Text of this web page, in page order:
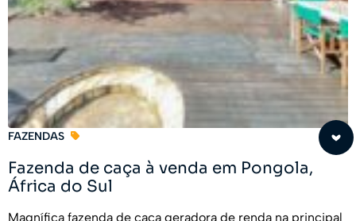
FAZENDAS
Fazenda de caça à venda em Pongola,
África do Sul
Magnífica fazenda de caça geradora de renda na principal